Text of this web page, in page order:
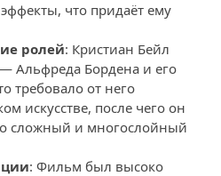
что придаёт ему
ролей: Кристиан Бейл
Альфреда Бордена и его
требовало от него
искусстве, после чего он
сложный и многослойный
: Фильм был высоко